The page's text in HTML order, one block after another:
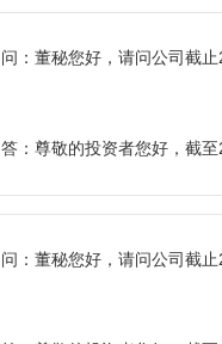
问： 董秘您好，请问公司截
答： 尊敬的投资者您好，截
问： 董秘您好，请问公司截